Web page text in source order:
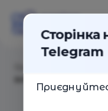
Сторінка
Telegram